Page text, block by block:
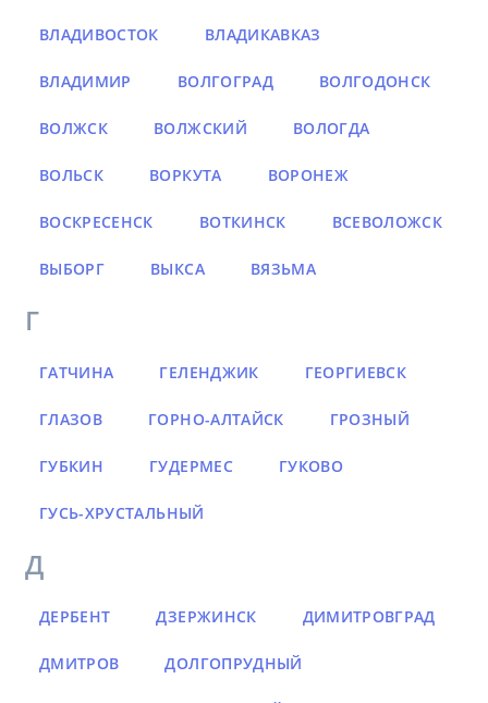
ВЛАДИВОСТОК ВЛАДИКАВКАЗ
ВЛАДИМИР ВОЛГОГРАД ВОЛГОДОНСК
ВОЛЖСК ВОЛЖСКИЙ ВОЛОГДА
ВОЛЬСК ВОРКУТА ВОРОНЕЖ
ВОСКРЕСЕНСК ВОТКИНСК ВСЕВОЛОЖСК
ВЫБОРГ ВЫКСА ВЯЗЬМА
Г
ГАТЧИНА ГЕЛЕНДЖИК ГЕОРГИЕВСК
ГЛАЗОВ ГОРНО-АЛТАЙСК ГРОЗНЫЙ
ГУБКИН ГУДЕРМЕС ГУКОВО
ГУСЬ-ХРУСТАЛЬНЫЙ
Д
ДЕРБЕНТ ДЗЕРЖИНСК ДИМИТРОВГРАД
ДМИТРОВ ДОЛГОПРУДНЫЙ